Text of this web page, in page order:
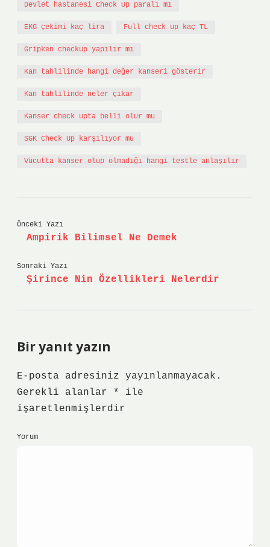
Devlet hastanesi Check Up paralı mı
EKG çekimi kaç lira Full check up kaç TL
Gripken checkup yapılır mı
Kan tahlilinde hangi değer kanseri gösterir
Kan tahlilinde neler çıkar
Kanser check upta belli olur mu
SGK Check Up karşılıyor mu
Vücutta kanser olup olmadığı hangi testle anlaşılır
Önceki Yazı
Ampirik Bilimsel Ne Demek
Sonraki Yazı
Şirince Nin Özellikleri Nelerdir
Bir yanıt yazın
E-posta adresiniz yayınlanmayacak.
Gerekli alanlar
*
ile
işaretlenmişlerdir
Yorum